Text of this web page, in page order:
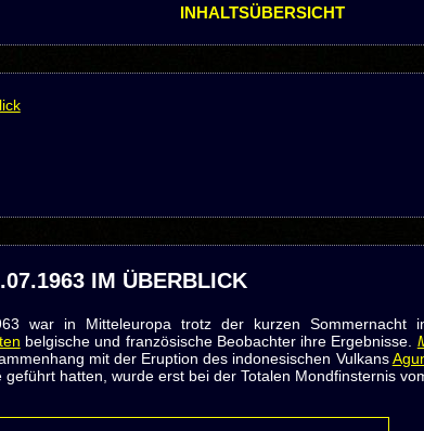
INHALTSÜBERSICHT
IM ÜBERBLICK
war in Mitteleuropa trotz der kurzen Sommernacht
belgische und französische Beobachter ihre Ergebnisse.
mit der Eruption des indonesischen Vulkans
hatten, wurde erst bei der Totalen Mondfinsternis